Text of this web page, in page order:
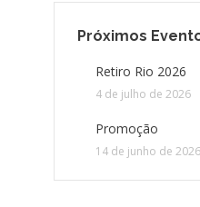
Próximos
Retiro Rio 2026
4 de julho de 2026
Promoção
14 de junho de 2026